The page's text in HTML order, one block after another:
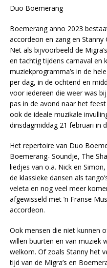
Duo Boemerang
Boemerang anno 2023
accordeon en zang en
Net als bijvoorbeeld de
en tachtig tijdens carnaval en
muziekprogramma’s in de
per dag, in de ochtend en
voor iedereen die weer was
pas in de avond naar het
ook de ideale muzikale
dinsdagmiddag 21 februari in
Het repertoire van Duo
Boemerang- Soundje, The
liedjes van o.a. Nick en
de klassieke dansen als
veleta en nog veel meer
afgewisseld met ’n Franse
accordeon.
Ook mensen die niet kunnen
willen buurten en van muziek
welkom. Of zoals Stanny het
tijd van de Migra’s en